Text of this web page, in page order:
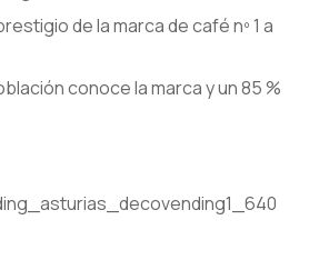
de la marca de café nº 1 a
conoce la marca y un 85 %